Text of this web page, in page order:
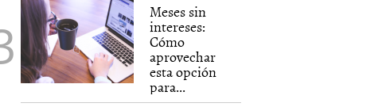
Meses sin
intereses:
Cómo
aprovechar
esta opción
para...